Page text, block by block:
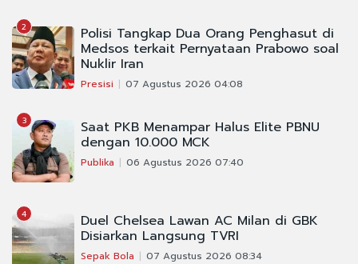
2 Polisi Tangkap Dua Orang Penghasut di
Medsos terkait Pernyataan Prabowo soal
Nuklir Iran
Presisi 07 Agustus 2026 04:08
3 Saat PKB Menampar Halus Elite PBNU
dengan 10.000 MCK
Publika 06 Agustus 2026 07:40
4 Duel Chelsea Lawan AC Milan di GBK
Disiarkan Langsung TVRI
Sepak Bola 07 Agustus 2026 08:34